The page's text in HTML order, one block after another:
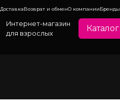
ДоставкаВозврат и обменО компанииБренды
Интернет-магазин
для взрослых
Каталог